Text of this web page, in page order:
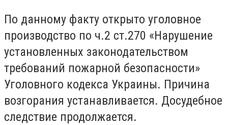
По данному факту открыто уголовное
производство по ч.2 ст.270 «Нарушение
установленных законодательством
требований пожарной безопасности»
Уголовного кодекса Украины. Причина
возгорания устанавливается. Досудебное
следствие продолжается.